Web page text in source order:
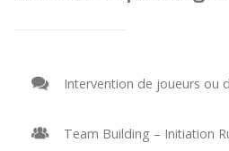
Intervention de joueurs ou
Team Building – Initiation